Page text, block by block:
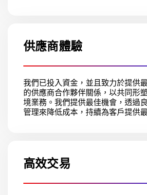
供應商體驗
我們已投入資金，並且致力於提供
的供應商合作夥伴關係，以共同形
境業務。我們提供最佳機會，透過
管理來降低成本，持續為客戶提供
高效交易